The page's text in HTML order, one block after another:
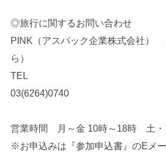
◎旅行に関するお問い合わせ
PINK（アスパック企業株式会社）
ら）
TEL
営業時間 月～金 10時～18時 土・
※お申込みは『参加申込書』のEメ